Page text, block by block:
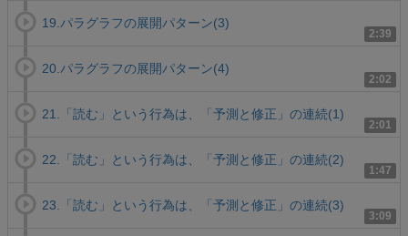
2:39
19.パラグラフの展開パターン(3)
2:02
20.パラグラフの展開パターン(4)
2:01
21.「読む」という行為は、「予測と修正」の連続(1)
1:47
22.「読む」という行為は、「予測と修正」の連続(2)
3:09
23.「読む」という行為は、「予測と修正」の連続(3)